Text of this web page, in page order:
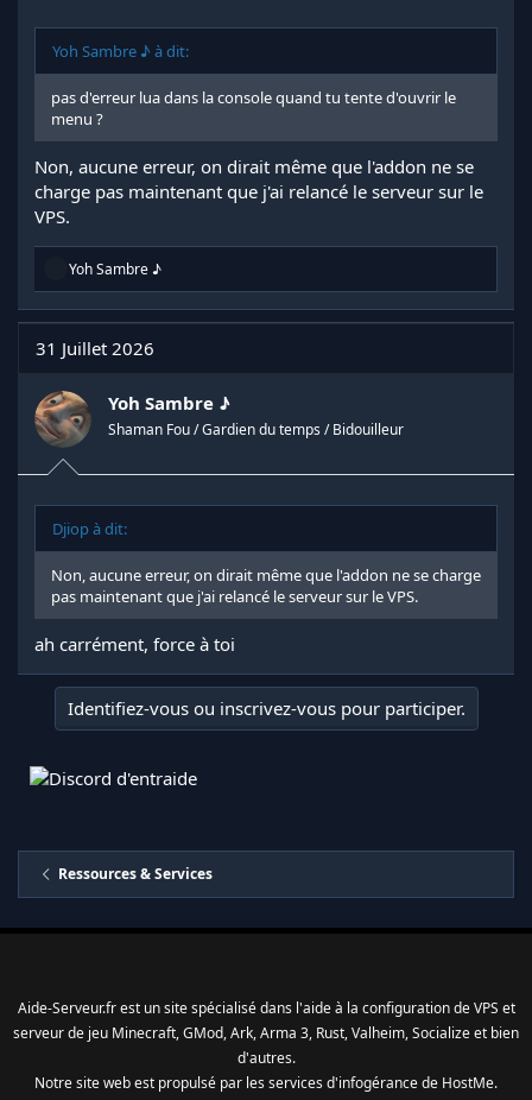
Yoh Sambre ♪ à dit:
pas d'erreur lua dans la console quand tu tente d'ouvrir le
menu ?
Non, aucune erreur, on dirait même que l'addon ne se
charge pas maintenant que j'ai relancé le serveur sur le
VPS.
R
a
c
t
i
n
s
:
Yoh Sambre ♪
31 Juillet 2026
Yoh Sambre ♪
Shaman Fou / Gardien du temps / Bidouilleur
Djiop à dit:
Non, aucune erreur, on dirait même que l'addon ne se charge
pas maintenant que j'ai relancé le serveur sur le VPS.
ah carrément, force à toi
Identifiez-vous ou inscrivez-vous pour participer.
Ressources & Services
Aide-Serveur.fr est un site spécialisé dans l'aide à la configuration de VPS et
serveur de jeu Minecraft, GMod, Ark, Arma 3, Rust, Valheim, Socialize et bien
d'autres.
Notre site web est propulsé par les services d'infogérancede HostMe.